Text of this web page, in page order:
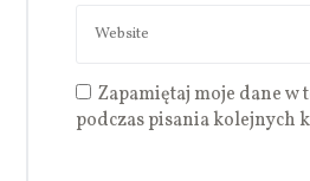
Zapamiętaj moje dane w
podczas pisania kolejnych